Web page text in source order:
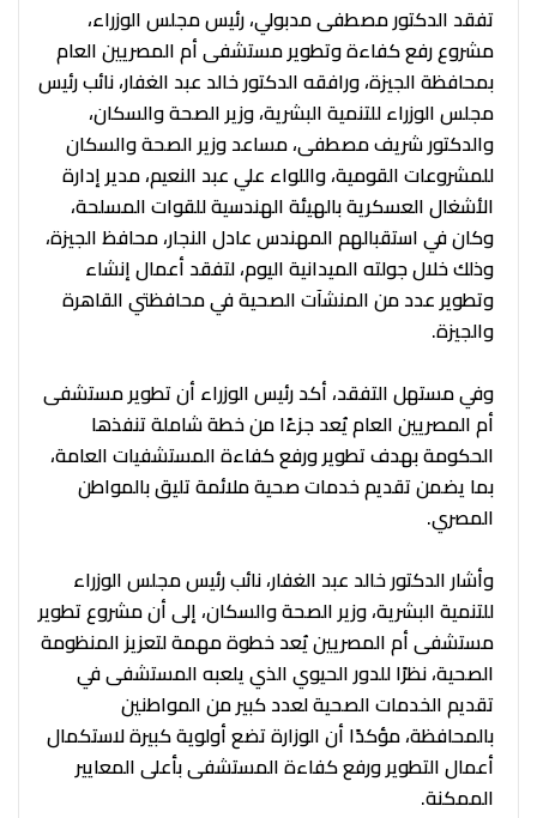
تفقد الدكتور مصطفى مدبولي، رئيس مجلس الوزراء،
مشروع رفع كفاءة وتطوير مستشفى أم المصريين العام
بمحافظة الجيزة، ورافقه الدكتور خالد عبد الغفار، نائب رئيس
مجلس الوزراء للتنمية البشرية، وزير الصحة والسكان،
والدكتور شريف مصطفى، مساعد وزير الصحة والسكان
للمشروعات القومية، واللواء علي عبد النعيم، مدير إدارة
الأشغال العسكرية بالهيئة الهندسية للقوات المسلحة،
وكان في استقبالهم المهندس عادل النجار، محافظ الجيزة،
وذلك خلال جولته الميدانية اليوم، لتفقد أعمال إنشاء
وتطوير عدد من المنشآت الصحية في محافظتي القاهرة
والجيزة.
وفي مستهل التفقد، أكد رئيس الوزراء أن تطوير مستشفى
أم المصريين العام يُعد جزءًا من خطة شاملة تنفذها
الحكومة بهدف تطوير ورفع كفاءة المستشفيات العامة،
بما يضمن تقديم خدمات صحية ملائمة تليق بالمواطن
المصري.
وأشار الدكتور خالد عبد الغفار، نائب رئيس مجلس الوزراء
للتنمية البشرية، وزير الصحة والسكان، إلى أن مشروع تطوير
مستشفى أم المصريين يُعد خطوة مهمة لتعزيز المنظومة
الصحية، نظرًا للدور الحيوي الذي يلعبه المستشفى في
تقديم الخدمات الصحية لعدد كبير من المواطنين
بالمحافظة، مؤكدًا أن الوزارة تضع أولوية كبيرة لاستكمال
أعمال التطوير ورفع كفاءة المستشفى بأعلى المعايير
الممكنة.